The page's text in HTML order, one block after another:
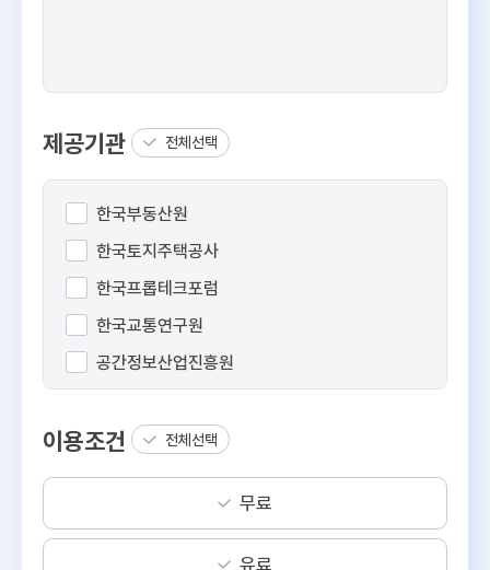
제공기관 전체선택
한국부동산원
한국토지주택공사
한국프롭테크포럼
한국교통연구원
공간정보산업진흥원
오아시스비즈니스
이에이트
이용조건 전체선택
무료
유료